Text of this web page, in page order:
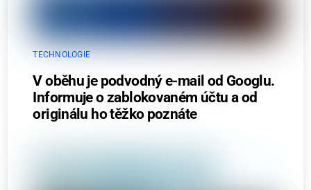
TECHNOLOGIE
V oběhu je podvodný e-mail od Googlu.
Informuje o zablokovaném účtu a od
originálu ho těžko poznáte